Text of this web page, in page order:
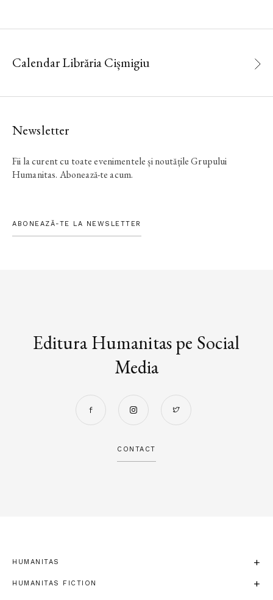
Calendar Librăria Cișmigiu
Newsletter
Fii la curent cu toate evenimentele și noutățile Grupului
Humanitas. Abonează-te acum.
ABONEAZĂ-TE LA NEWSLETTER
Editura Humanitas pe Social
Media
CONTACT
HUMANITAS
HUMANITAS FICTION